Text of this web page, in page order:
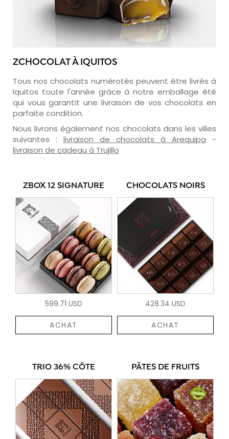
ZCHOCOLAT À IQUITOS
Tous nos chocolats numérotés peuvent être livrés à
Iquitos toute l'année grâce à notre emballage été
qui vous garantit une livraison de vos chocolats en
parfaite condition.
Nous livrons également nos chocolats dans les villes
suivantes : livraison de chocolats à Arequipa -
livraison de cadeau à Trujillo
ZBOX 12 SIGNATURE
599.71 USD
ACHAT
CHOCOLATS NOIRS
428.34 USD
ACHAT
TRIO 36% CÔTE PÂTES DE FRUITS